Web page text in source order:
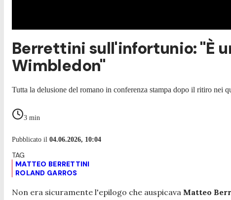
Berrettini sull'infortunio: "È
Wimbledon"
Tutta la delusione del romano in conferenza stampa dopo il ritiro nei
3 min
Pubblicato il 04.06.2026, 10:04
MATTEO BERRETTINI
ROLAND GARROS
Non era sicuramente l'epilogo che auspicava Matteo